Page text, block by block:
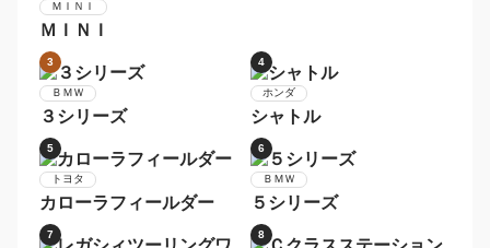
フォルクスワーゲン
ＣＲ−Ｚ
マツダ
ＲＸ−８
1 2